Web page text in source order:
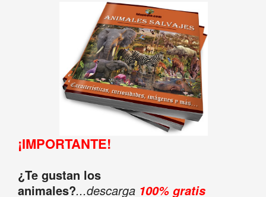
¡IMPORTANTE!
¿Te gustan los
animales?...descarga 100% gratis